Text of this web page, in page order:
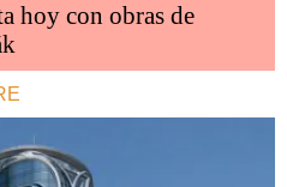
hoy con obras de